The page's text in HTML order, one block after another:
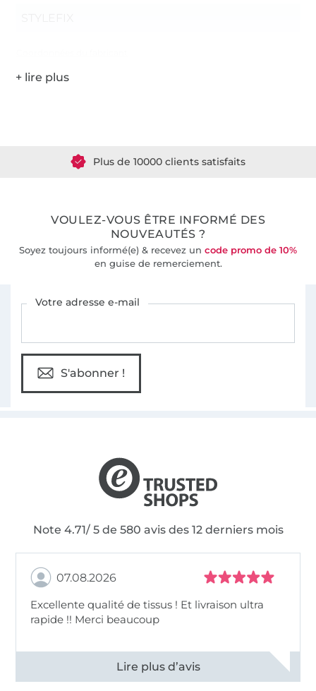
Plus de 10000 clients satisfaits
VOULEZ-VOUS ÊTRE INFORMÉ DES
NOUVEAUTÉS ?
Soyez toujours informé(e) & recevez un code promo de 10%
en guise de remerciement.
Votre adresse e-mail
S'abonner !
Note 4.71/ 5 de 580 avis des 12 derniers mois
07.08.2026
Excellente qualité de tissus ! Et livraison ultra
rapide !! Merci beaucoup
Voir tous les 11497 commentaires